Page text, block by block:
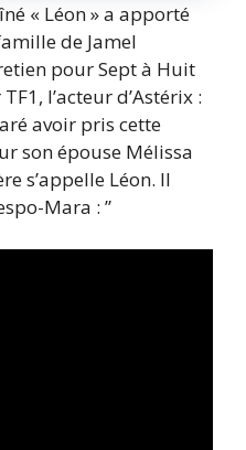
« Léon » a apporté
de Jamel
pour Sept à Huit
l’acteur d’Astérix :
avoir pris cette
son épouse Mélissa
s’appelle Léon. Il
Mara : ”